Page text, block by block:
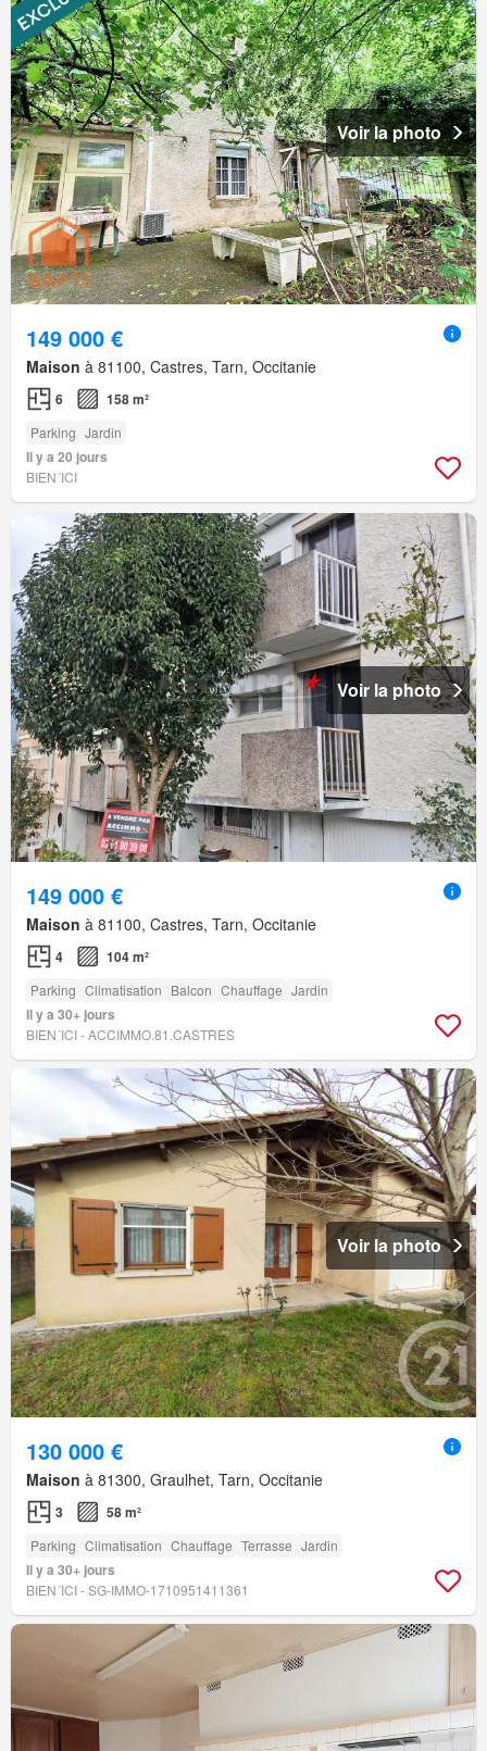
Voir la photo
149 000 €
Maison à 81100, Castres, Tarn, Occitanie
6 158 m²
Parking Jardin
Il y a 20 jours
BIEN´ICI
Voir la photo
149 000 €
Maison à 81100, Castres, Tarn, Occitanie
4 104 m²
Parking Climatisation Balcon Chauffage Jardin
Il y a 30+ jours
BIEN´ICI - ACCIMMO.81.CASTRES
Voir la photo
130 000 €
Maison à 81300, Graulhet, Tarn, Occitanie
3 58 m²
Parking Climatisation Chauffage Terrasse Jardin
Il y a 30+ jours
BIEN´ICI - SG-IMMO-1710951411361